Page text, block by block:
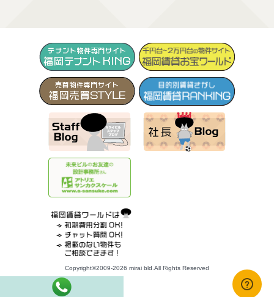
Copyright©2009-2026 mirai bld.All Rights Reserved